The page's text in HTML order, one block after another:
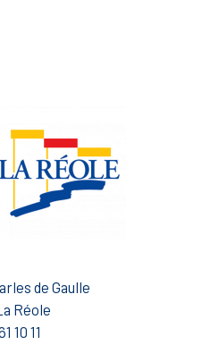
de Gaulle
Réole
10 11